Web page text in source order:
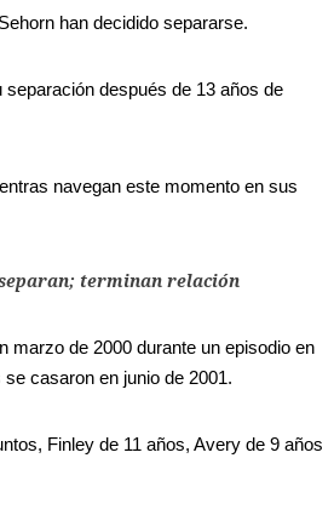
han decidido separarse.
después de 13 años de
navegan este momento en sus
terminan relación
marzo de 2000 durante un episodio en
casaron en junio de 2001.
Finley de 11 años, Avery de 9 años